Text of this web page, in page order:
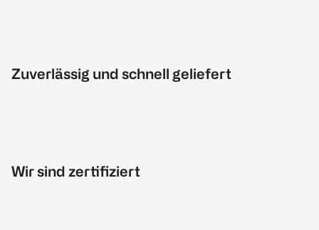
Zuverlässig und schnell geliefert
Wir sind zertifiziert